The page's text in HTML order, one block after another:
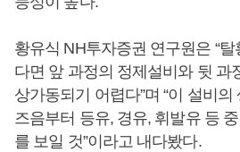
황유식 NH투자증권 연구원은 “
다면 앞 과정의 정제설비와 뒷 과
상가동되기 어렵다”며 “이 설비
즈음부터 등유, 경유, 휘발유 등
를 보일 것”이라고 내다봤다.